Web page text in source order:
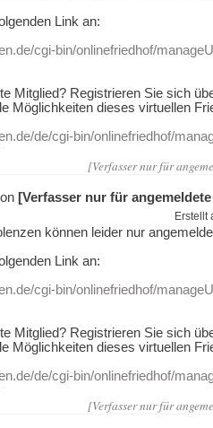
Link an:
cgi-bin/onlinefriedhof/
Mitglied? Registrieren Sie sich
Möglichkeiten dieses virtuellen
de/cgi-bin/onlinefriedhof/
[Verfasser nur für
[Verfasser nur für
Erstellt
können leider nur
Link an:
cgi-bin/onlinefriedhof/
Mitglied? Registrieren Sie sich
Möglichkeiten dieses virtuellen
de/cgi-bin/onlinefriedhof/
[Verfasser nur für